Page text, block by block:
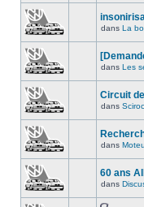
dans La
dans Les
Circuit
dans
dans
60 ans
dans